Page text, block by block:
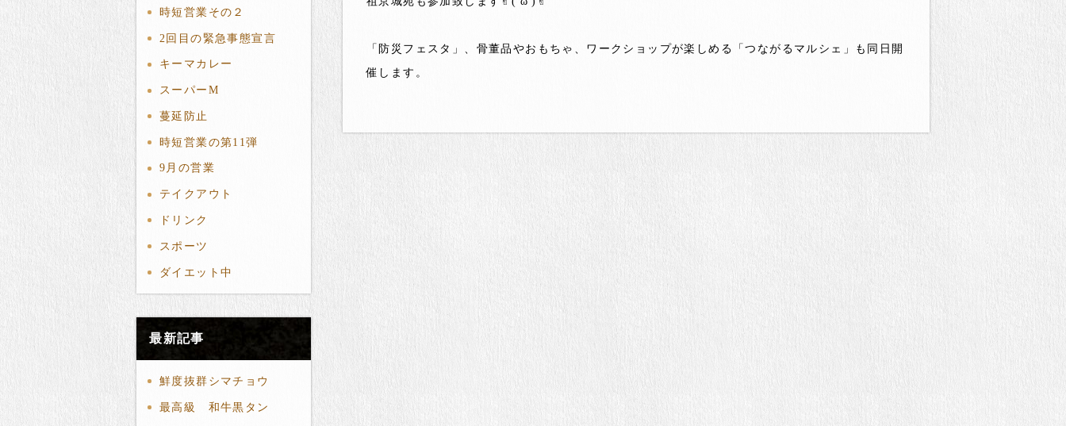
時短営業その２
2回目の緊急事態宣言
キーマカレー
スーパーМ
蔓延防止
時短営業の第11弾
9月の営業
テイクアウト
ドリンク
スポーツ
ダイエット中
最新記事
鮮度抜群シマチョウ
最高級 和牛黒タン
「防災フェスタ」、骨董品やおもちゃ、ワークショップが楽しめる「つながるマルシェ」も同日開
催します。